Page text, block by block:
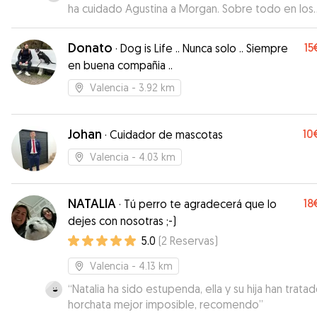
ha cuidado Agustina a Morgan. Sobre todo en los
cuidados específicos que él necesita. Me ha
vídeos y fotos mientras lo cuidaba y se lo notaba
a gusto. Sin duda la recomiendo.”
Donato · Dog is Life .. Nunca solo .. Siempre
en buena compañia ..
Valencia - 3.92 km
Johan · Cuidador de mascotas
Valencia - 4.03 km
NATALIA · Tú perro te agradecerá que lo
dejes con nosotras ;-)
5.0 (2 Reservas)
Valencia - 4.13 km
“Natalia ha sido estupenda, ella y su hija han
horchata mejor imposible, recomendo”